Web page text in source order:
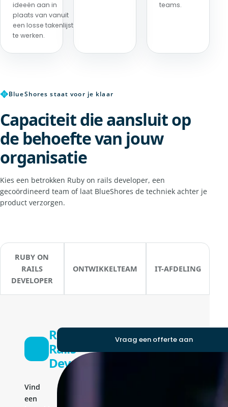
ideeën aan in
plaats van vanuit
een losse takenlijst
te werken.
teams.
✥BlueShores staat voor je klaar
Capaciteit die aansluit op
de behoefte van jouw
organisatie
Kies een betrokken Ruby on rails developer, een
gecoördineerd team of laat BlueShores de techniek achter je
product verzorgen.
RUBY ON
RAILS
DEVELOPER
ONTWIKKELTEAM IT-AFDELING
Ruby On
Rails
Developer
Vind
een
Vraag een offerte aan